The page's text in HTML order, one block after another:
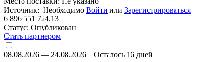
Источник: Необходимо Войти или Зарегистрироваться
6 896 551 724.13
Статус: Опубликован
Стать партнером
08.08.2026 — 24.08.2026
Осталось 16 дней